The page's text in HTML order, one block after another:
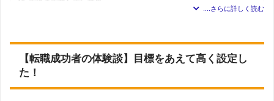
誰よりも強い英語力をアピールすることができたからだと思います。資格
【転職時の年齢】43歳
【転職前の職業】エンタメ
【転職後の職業】エンタメ
【転職後の年収】ほぼ変わっていない
転職先より採用いただけた理由としてのポイントは右記だと考えます。TO
のでなんでもやりますという気でいたことです。
【転職時の年齢】24歳
【転職前の職業】教育業界で日本語教師
【Q.転職成功のポイントは？】
TOEIC や英検という指標だけでなく、実際に業務で英語を使い、外国の方
とコミュニケーションをはかることができるという点を面接時にアピール
【転職成功者の体験談】目標をあえて高く設定し
た！